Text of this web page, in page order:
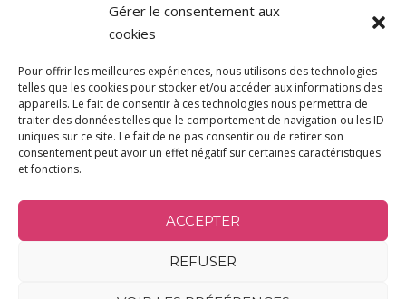
Gérer le consentement aux
cookies
Pour offrir les meilleures expériences, nous utilisons des technologies
telles que les cookies pour stocker et/ou accéder aux informations des
appareils. Le fait de consentir à ces technologies nous permettra de
traiter des données telles que le comportement de navigation ou les ID
uniques sur ce site. Le fait de ne pas consentir ou de retirer son
consentement peut avoir un effet négatif sur certaines caractéristiques
et fonctions.
ACCEPTER
REFUSER
En savoir plus ici
Mentions légales
Conditions générales de vente